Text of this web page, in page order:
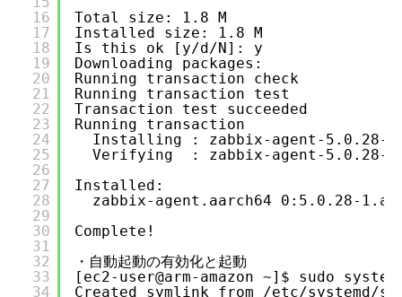
16
17
18
19
20
21
22
23
24
25
26
27
28
29
30
31
32
33
34
Total size: 1.8 M
Installed size: 1.8 M
Is this ok [y/d/N]: y
Downloading packages:
Running transaction check
Running transaction test
Transaction test succeeded
Running transaction
Installing : zabbix-agent-5.0.28-
Verifying  : zabbix-agent-5.0.28-
Installed:
zabbix-agent.aarch64 0:5.0.28-
Complete!
・自動起動の有効化と起動
[ec2-user@arm-amazon ~]$ sudo
Created symlink from /etc/systemd/